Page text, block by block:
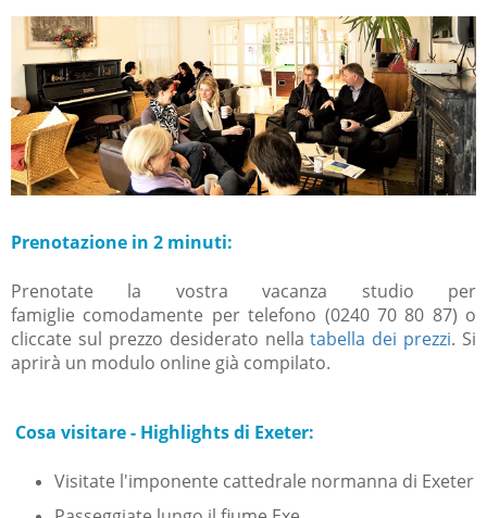
Prenotazione in 2 minuti:
Prenotate la vostra vacanza studio per
famiglie comodamente per telefono (0240 70 80 87) o
cliccate sul prezzo desiderato nellatabella dei prezzi. Si
aprirà un modulo online già compilato.
Cosa visitare - Highlights di Exeter:
Visitate l'imponente cattedrale normanna di Exeter